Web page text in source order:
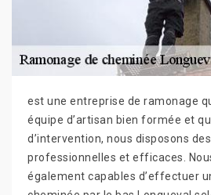
est une entreprise de ramonage
équipe d’artisan bien formée et
d’intervention, nous disposons
professionnelles et efficaces.
également capables d’effectuer